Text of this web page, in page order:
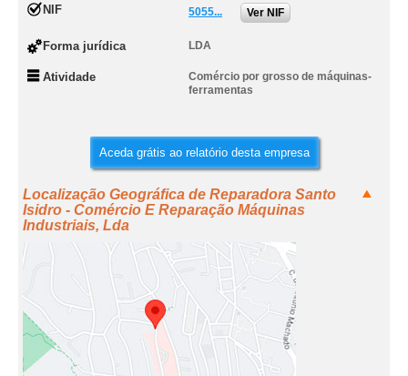
NIF 5055... Ver NIF
Forma jurídica LDA
Atividade
Comércio por grosso de máquinas-
ferramentas
Aceda grátis ao relatório desta empresa
Localização Geográfica de Reparadora Santo
Isidro - Comércio E Reparação Máquinas
Industriais, Lda